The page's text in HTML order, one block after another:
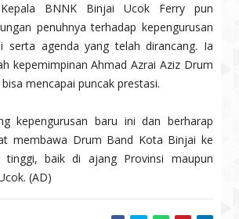
BNNK Binjai Ucok Ferry pun
penuhnya terhadap kepengurusan
serta agenda yang telah dirancang. Ia
kepemimpinan Ahmad Azrai Aziz Drum
mencapai puncak prestasi.
kepengurusan baru ini dan berharap
membawa Drum Band Kota Binjai ke
tinggi, baik di ajang Provinsi maupun
(AD)